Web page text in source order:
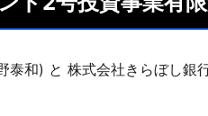
泰和) と 株式会社きらぼし銀